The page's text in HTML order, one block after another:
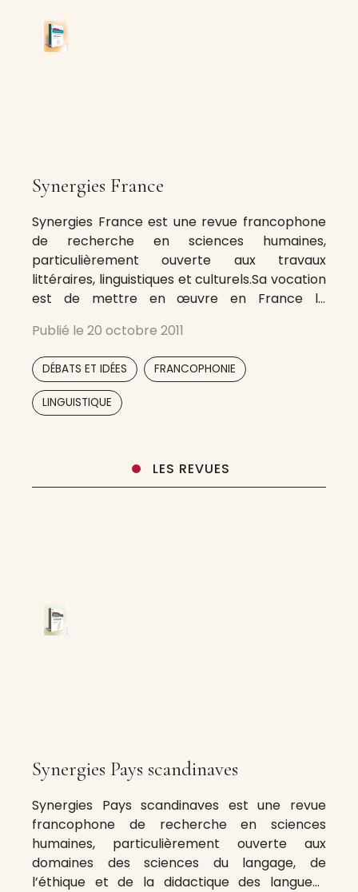
Synergies France
Synergies France est une revue francophone
de recherche en sciences humaines,
particulièrement ouverte aux travaux
littéraires, linguistiques et culturels.Sa vocation
est de mettre en œuvre en France le
Francophone en Réseau du GERFLINT, Groupe
d’Etudes et de Recherches pour le Français
Langue Internationale. C’est pourquoi elle
publie essentiellement des articles
Publié le 20 octobre 2011
DÉBATS ET IDÉES FRANCOPHONIE
LINGUISTIQUE
LES REVUES
Synergies Pays scandinaves
Synergies Pays scandinaves est une revue
francophone de recherche en sciences
humaines, particulièrement ouverte aux
domaines des sciences du langage, de
l’éthique et de la didactique des langues-